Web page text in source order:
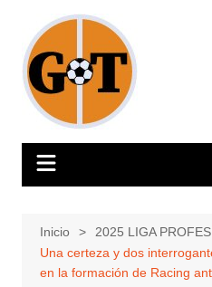
contenido
Inicio
2025 LIGA
Una certeza y dos
en la formación de Racing